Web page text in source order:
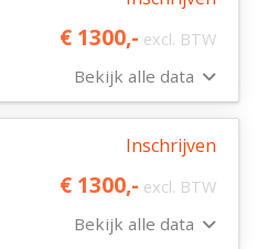
Bekijk alle data
€ 1300,- excl. BTW
Inschrijven
Bekijk alle data
€ 1300,- excl. BTW